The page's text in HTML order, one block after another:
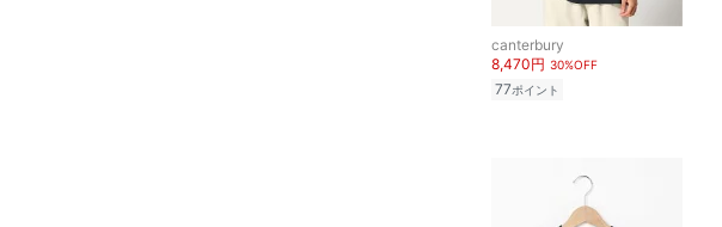
canterbury
8,470円 30%OFF
77ポイント